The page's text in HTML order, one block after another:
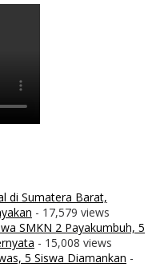
di Sumatera Barat,
- 17,579 views
SMKN 2 Payakumbuh, 5
- 15,008 views
5 Siswa Diamankan -